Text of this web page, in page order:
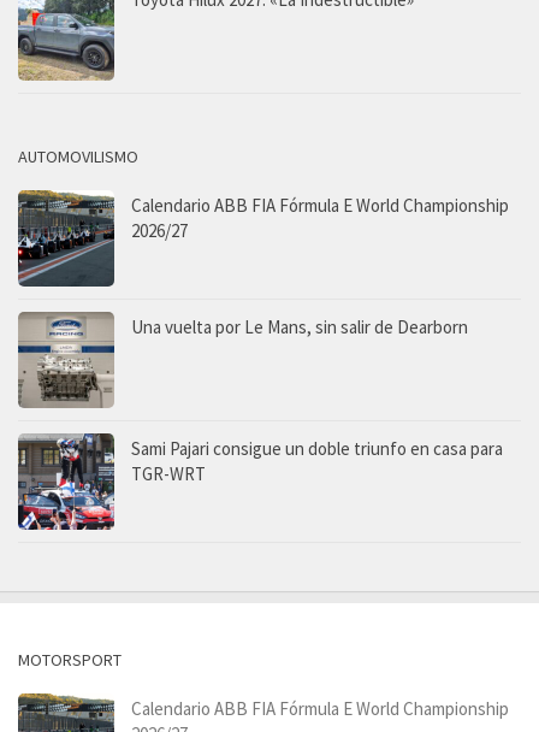
AUTOMOVILISMO
Calendario ABB FIA Fórmula E World Championship
2026/27
Una vuelta por Le Mans, sin salir de Dearborn
Sami Pajari consigue un doble triunfo en casa para
TGR-WRT
MOTORSPORT
Calendario ABB FIA Fórmula E World Championship